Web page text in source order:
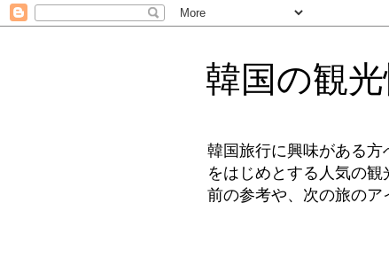
韓国の観
韓国旅行に興味がある
をはじめとする人気の
前の参考や、次の旅のア